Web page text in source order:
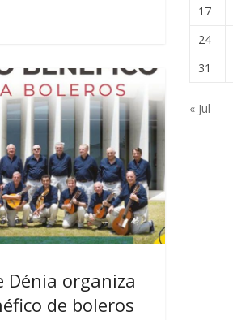
Dénia organiza
de boleros
17
24
31
« Jul